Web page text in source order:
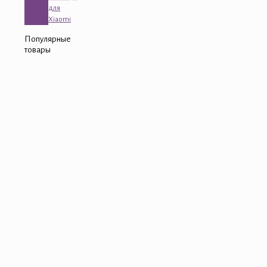
для
Xiaomi
Популярные
товары